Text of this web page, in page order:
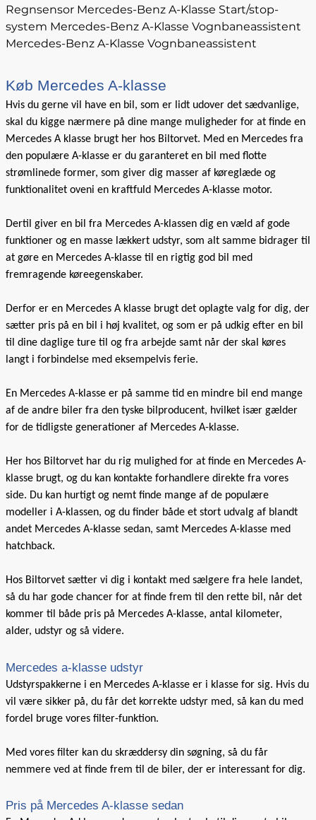
Regnsensor Mercedes-Benz A-Klasse Start/stop-
system Mercedes-Benz A-Klasse Vognbaneassistent
Mercedes-Benz A-Klasse Vognbaneassistent
Køb Mercedes A-klasse
Hvis du gerne vil have en bil, som er lidt udover det sædvanlige,
skal du kigge nærmere på dine mange muligheder for at finde en
Mercedes A klasse brugt her hos Biltorvet. Med en Mercedes fra
den populære A-klasse er du garanteret en bil med flotte
strømlinede former, som giver dig masser af køreglæde og
funktionalitet oveni en kraftfuld Mercedes A-klasse motor.
Dertil giver en bil fra Mercedes A-klassen dig en væld af gode
funktioner og en masse lækkert udstyr, som alt samme bidrager til
at gøre en Mercedes A-klasse til en rigtig god bil med
fremragende køreegenskaber.
Derfor er en Mercedes A klasse brugt det oplagte valg for dig, der
sætter pris på en bil i høj kvalitet, og som er på udkig efter en bil
til dine daglige ture til og fra arbejde samt når der skal køres
langt i forbindelse med eksempelvis ferie.
En Mercedes A-klasse er på samme tid en mindre bil end mange
af de andre biler fra den tyske bilproducent, hvilket især gælder
for de tidligste generationer af Mercedes A-klasse.
Her hos Biltorvet har du rig mulighed for at finde en Mercedes A-
klasse brugt, og du kan kontakte forhandlere direkte fra vores
side. Du kan hurtigt og nemt finde mange af de populære
modeller i A-klassen, og du finder både et stort udvalg af blandt
andet Mercedes A-klasse sedan, samt Mercedes A-klasse med
hatchback.
Hos Biltorvet sætter vi dig i kontakt med sælgere fra hele landet,
så du har gode chancer for at finde frem til den rette bil, når det
kommer til både pris på Mercedes A-klasse, antal kilometer,
alder, udstyr og så videre.
Mercedes a-klasse udstyr
Udstyrspakkerne i en Mercedes A-klasse er i klasse for sig. Hvis du
vil være sikker på, du får det korrekte udstyr med, så kan du med
fordel bruge vores filter-funktion.
Med vores filter kan du skræddersy din søgning, så du får
nemmere ved at finde frem til de biler, der er interessant for dig.
Pris på Mercedes A-klasse sedan